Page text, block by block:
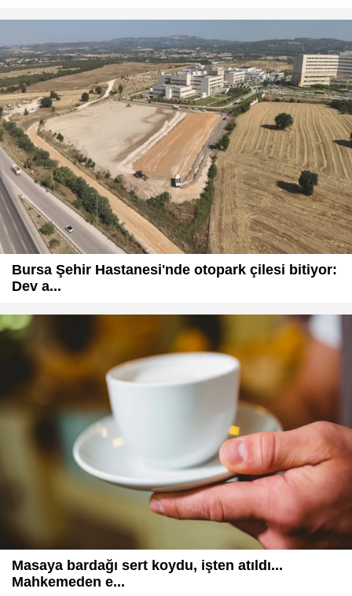
Bursa Şehir Hastanesi'nde otopark çilesi bitiyor:
Dev a...
Masaya bardağı sert koydu, işten atıldı...
Mahkemeden e...